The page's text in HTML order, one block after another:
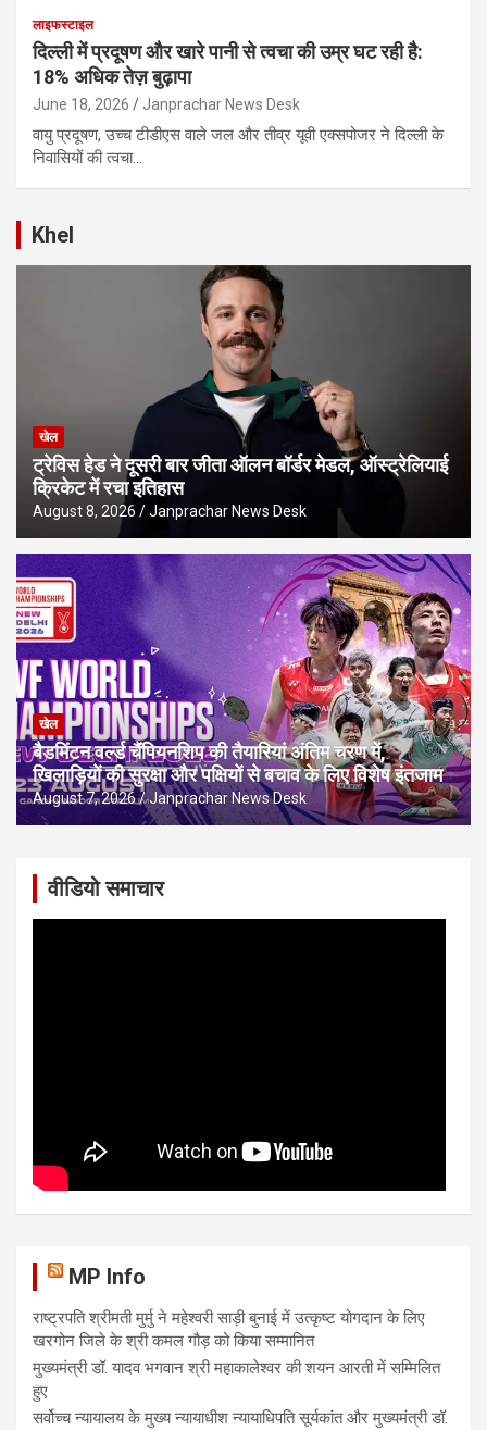
लाइफस्टाइल
दिल्ली में प्रदूषण और खारे पानी से त्वचा की उम्र घट रही है:
18% अधिक तेज़ बुढ़ापा
June 18, 2026 Janprachar News Desk
वायु प्रदूषण, उच्च टीडीएस वाले जल और तीव्र यूवी एक्सपोजर ने दिल्ली के
निवासियों की त्वचा…
Khel
खेल
ट्रेविस हेड ने दूसरी बार जीता ऑलन बॉर्डर मेडल, ऑस्ट्रेलियाई
क्रिकेट में रचा इतिहास
August 8, 2026 Janprachar News Desk
खेल
बैडमिंटन वर्ल्ड चैंपियनशिप की तैयारियां अंतिम चरण में,
खिलाड़ियों की सुरक्षा और पक्षियों से बचाव के लिए विशेष इंतजाम
August 7, 2026 Janprachar News Desk
वीडियो समाचार
MP Info
राष्ट्रपति श्रीमती मुर्मु ने महेश्वरी साड़ी बुनाई में उत्कृष्ट योगदान के लिए
खरगोन जिले के श्री कमल गौड़ को किया सम्मानित
मुख्यमंत्री डॉ. यादव भगवान श्री महाकालेश्‍वर की शयन आरती में सम्मिलित
हुए
सर्वोच्च न्यायालय के मुख्‍य न्‍यायाधीश न्यायाधिपति सूर्यकांत और मुख्यमंत्री डॉ.